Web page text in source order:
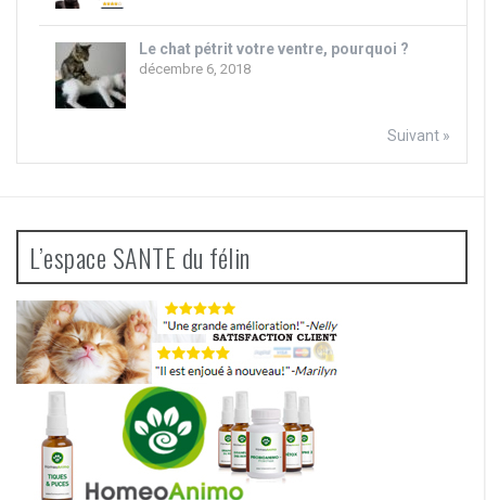
Le chat pétrit votre ventre, pourquoi ?
décembre 6, 2018
Suivant »
L’espace SANTE du félin